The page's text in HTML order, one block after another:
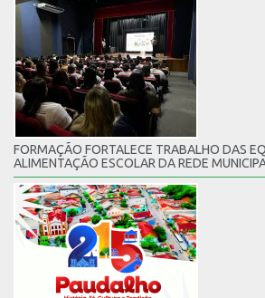
FORMAÇÃO FORTALECE TRABALHO DAS
ALIMENTAÇÃO ESCOLAR DA REDE